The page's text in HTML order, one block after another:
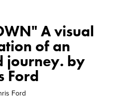
A visual
of an
journey. by
Ford
Ford